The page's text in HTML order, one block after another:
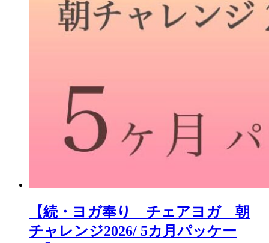
【続・ヨガ奉り チェアヨガ 朝
チャレンジ2026/ 5カ月パッケー